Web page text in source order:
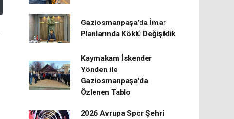
Gaziosmanpaşa’da İmar
Planlarında Köklü Değişiklik
Kaymakam İskender
Yönden ile
Gaziosmanpaşa'da
Özlenen Tablo
2026 Avrupa Spor Şehri